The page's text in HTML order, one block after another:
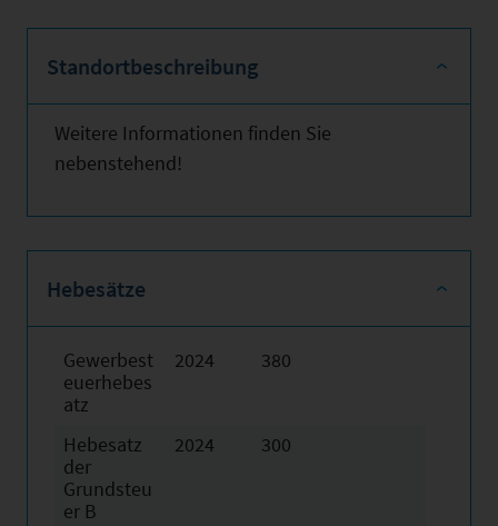
Standortbeschreibung
Weitere Informationen finden Sie
nebenstehend!
Hebesätze
Gewerbest
euerhebes
atz
2024 380
Hebesatz
der
Grundsteu
er B
2024 300